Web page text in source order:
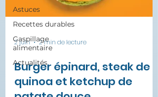
Astuces
Recettes durables
Gaspillage
alimentaire
Actualités
2 juin 2 min de lecture
Burger épinard, steak de
quinoa et ketchup de